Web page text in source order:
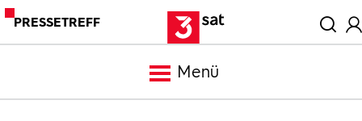
PRESSETREFF
Menü